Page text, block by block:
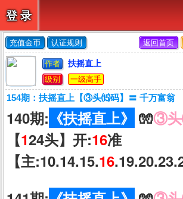
登 录
充值金币 认证规则 返回首页
作者 扶摇直上
级别
一级高手
154期：扶摇直上【③头⒂码】〓 千万富翁
140期: 《扶摇直上》 🧤③
【124头】开:16准
【主:10.14.15.16